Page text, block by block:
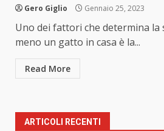
Gero Giglio Gennaio 25, 2023
Uno dei fattori che determina la
meno un gatto in casa è la...
Read More
ARTICOLI RECENTI